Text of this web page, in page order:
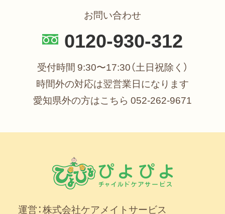
お問い合わせ
0120-930-312
受付時間 9:30〜17:30（土日祝除く）
時間外の対応は翌営業日になります
愛知県外の方はこちら 052-262-9671
運営：株式会社ケアメイトサービス